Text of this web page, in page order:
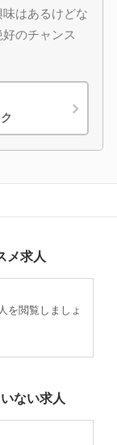
はあるけどな
のチャンス
メ求人
を閲覧しましょ
ない求人